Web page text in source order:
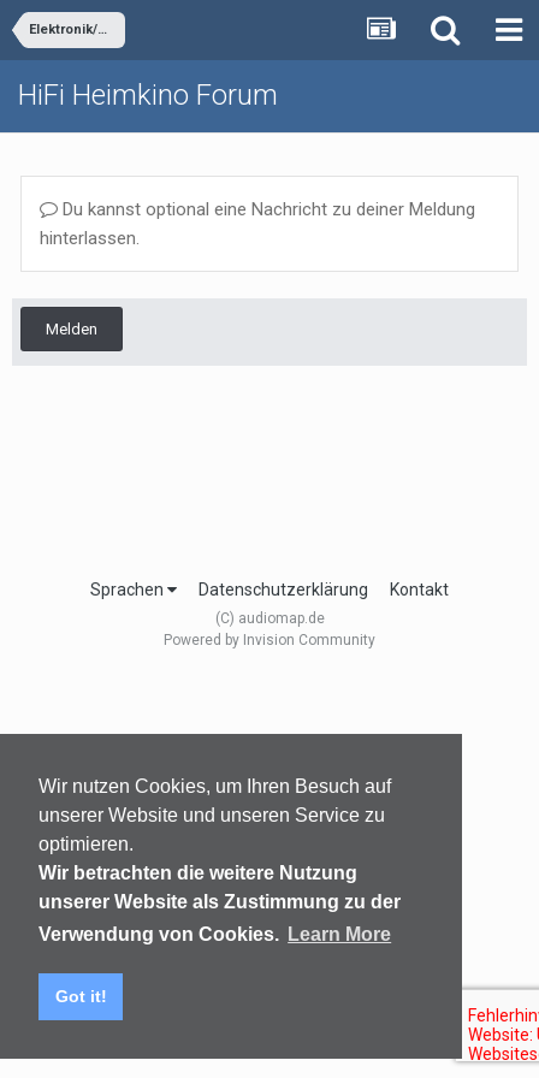
Wir nutzen Cookies, um Ihren Besuch auf
unserer Website und unseren Service zu
optimieren.
Wir betrachten die weitere Nutzung
unserer Website als Zustimmung zu der
Verwendung von Cookies. Learn More
Got it!
Elektronik/Sonstiges
HiFi Heimkino Forum
Du kannst optional eine Nachricht zu deiner Meldung
hinterlassen.
Melden
Sprachen Datenschutzerklärung Kontakt
(C) audiomap.de
Powered by Invision Community